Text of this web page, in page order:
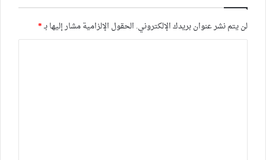
لن يتم نشر عنوان بريدك الإلكتروني. الحقول الإلزامية مشار إليها بـ*